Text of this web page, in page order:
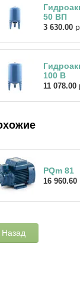
50 ВП
3 630.00
100 В
11 078.00
PQm 81
16 960.60
Назад